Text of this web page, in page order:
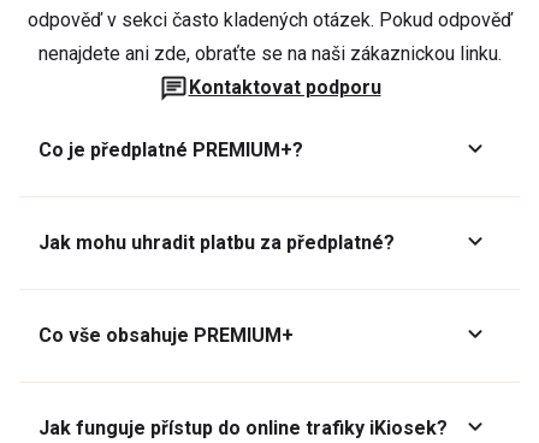
odpověď v sekci často kladených otázek. Pokud odpověď
nenajdete ani zde, obraťte se na naši zákaznickou linku.
Kontaktovat podporu
Co je předplatné PREMIUM+?
Jak mohu uhradit platbu za předplatné?
Co vše obsahuje PREMIUM+
Jak funguje přístup do online trafiky iKiosek?